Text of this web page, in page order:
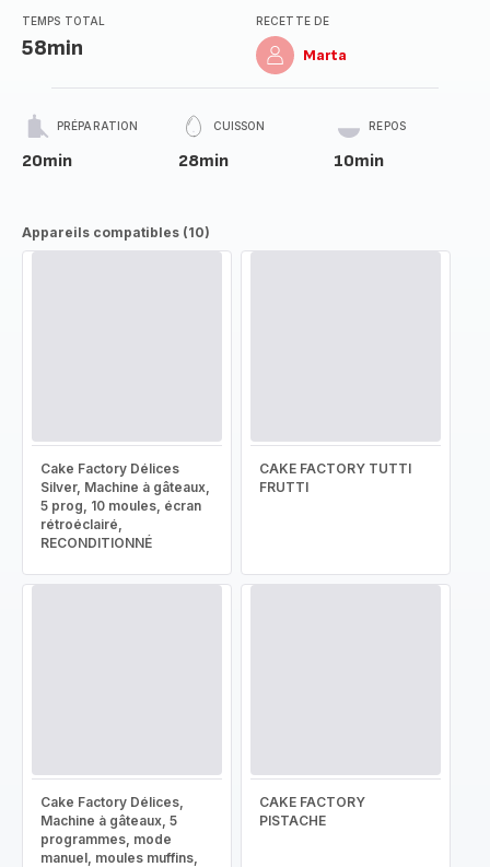
TEMPS TOTAL
58min
RECETTE DE
Marta
PRÉPARATION
20min
CUISSON
28min
REPOS
10min
Appareils compatibles (10)
Cake Factory Délices
Silver, Machine à gâteaux,
5 prog, 10 moules, écran
rétroéclairé,
RECONDITIONNÉ
CAKE FACTORY TUTTI
FRUTTI
Cake Factory Délices,
Machine à gâteaux, 5
programmes, mode
manuel, moules muffins,
CAKE FACTORY
PISTACHE